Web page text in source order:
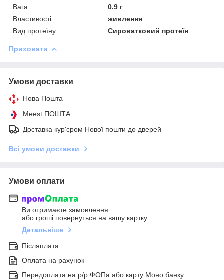
Вага
0.9 г
Властивості
живлення
Вид протеїну
Сироватковий протеїн
Приховати
Умови доставки
Нова Пошта
Meest ПОШТА
Доставка кур'єром Нової пошти до дверей
Всі умови доставки
Умови оплати
Ви отримаєте замовлення
або гроші повернуться на вашу картку
Детальніше
Післяплата
Оплата на рахунок
Передоплата на р/р ФОПа або карту Моно банку